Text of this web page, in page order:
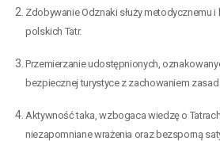
Zdobywanie Odznaki służy metodycznemu
polskich Tatr.
Przemierzanie udostępnionych,
bezpiecznej turystyce z zachowaniem
Aktywność taka, wzbogaca wiedzę o
niezapomniane wrażenia oraz bezsporną